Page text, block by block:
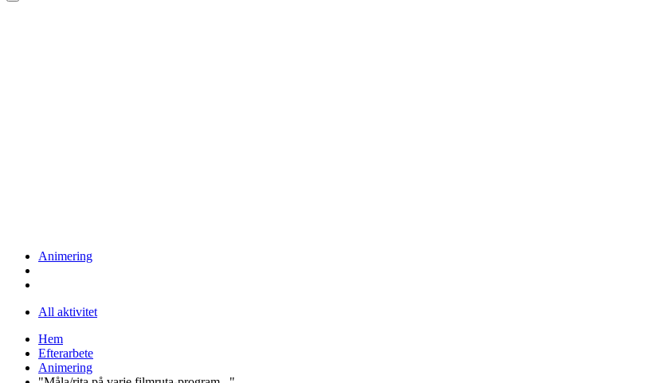
Animering
All aktivitet
Hem
Efterarbete
Animering